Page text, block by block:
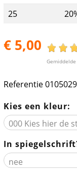
25
€ 5,00
Gemiddelde
Referentie0105029
Kies een kleur:
In